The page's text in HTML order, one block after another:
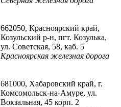
662050, Красноярский край,
Козульский р-н, пгт. Козулька,
ул. Советская, 58, каб. 5
Красноярская железная дорога
681000, Хабаровский край, г.
Комсомольск-на-Амуре, ул.
Вокзальная, 45 корп. 2